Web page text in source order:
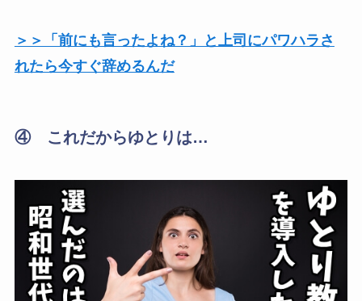
＞＞「前にも言ったよね？」と上司にパワハラさ
れたら今すぐ辞めるんだ
④ これだからゆとりは…